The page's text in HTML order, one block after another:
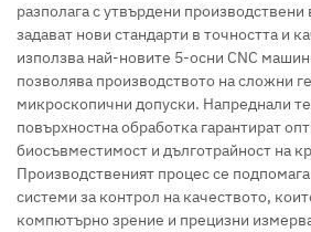
разполага с утвърдени
задават нови стандарти в точността и
използва най-новите 5-осни CNC
позволява производството на сложни
микроскопични допуски. Напреднали
повърхностна обработка гарантират
биосъвместимост и дълготрайност на
Производственият процес се
системи за контрол на качеството,
компютърно зрение и прецизни